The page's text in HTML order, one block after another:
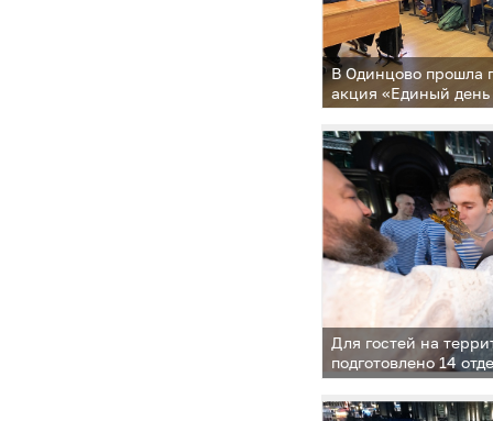
В Одинцово прошла
акция «Единый
Для гостей на
подготовлено 14